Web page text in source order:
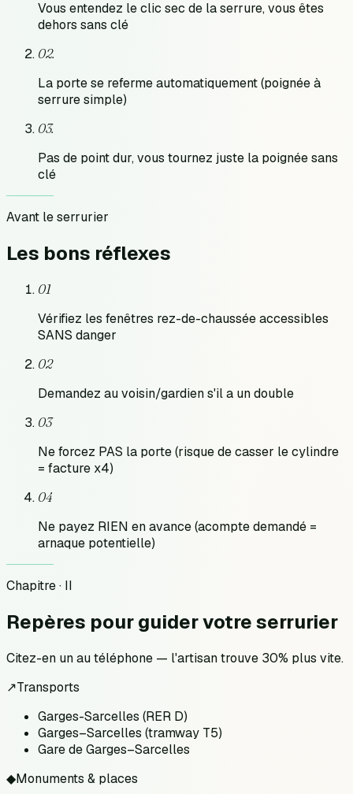
Vous entendez le clic sec de la serrure, vous êtes
dehors sans clé
02.
La porte se referme automatiquement (poignée à
serrure simple)
03.
Pas de point dur, vous tournez juste la poignée sans
clé
Avant le serrurier
Les bons réflexes
01
Vérifiez les fenêtres rez-de-chaussée accessibles
SANS danger
02
Demandez au voisin/gardien s'il a un double
03
Ne forcez PAS la porte (risque de casser le cylindre
= facture x4)
04
Ne payez RIEN en avance (acompte demandé =
arnaque potentielle)
Chapitre · II
Repères pourguider votre serrurier
Citez-en un au téléphone — l'artisan trouve 30% plus vite.
↗Transports
Garges-Sarcelles (RER D)
Garges–Sarcelles (tramway T5)
Gare de Garges–Sarcelles
◆Monuments & places